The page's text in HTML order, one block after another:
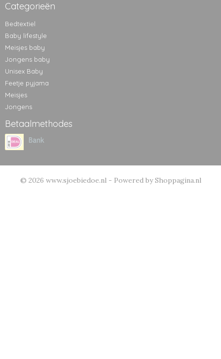
Categorieën
Bedtextiel
Baby lifestyle
Meisjes baby
Jongens baby
Unisex Baby
Feetje pyjama
Meisjes
Jongens
Betaalmethodes
© 2026 www.sjoebiedoe.nl - Powered by Shoppagina.nl